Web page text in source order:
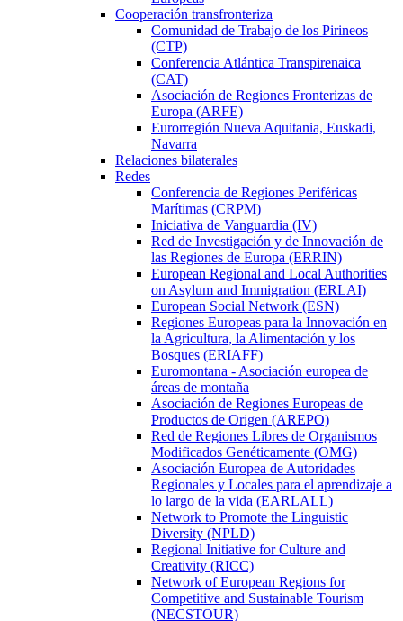
Cooperación transfronteriza
Comunidad de Trabajo de los Pirineos
(CTP)
Conferencia Atlántica Transpirenaica
(CAT)
Asociación de Regiones Fronterizas de
Europa (ARFE)
Eurorregión Nueva Aquitania, Euskadi,
Navarra
Relaciones bilaterales
Redes
Conferencia de Regiones Periféricas
Marítimas (CRPM)
Iniciativa de Vanguardia (IV)
Red de Investigación y de Innovación de
las Regiones de Europa (ERRIN)
European Regional and Local Authorities
on Asylum and Immigration (ERLAI)
European Social Network (ESN)
Regiones Europeas para la Innovación en
la Agricultura, la Alimentación y los
Bosques (ERIAFF)
Euromontana - Asociación europea de
áreas de montaña
Asociación de Regiones Europeas de
Productos de Origen (AREPO)
Red de Regiones Libres de Organismos
Modificados Genéticamente (OMG)
Asociación Europea de Autoridades
Regionales y Locales para el aprendizaje a
lo largo de la vida (EARLALL)
Network to Promote the Linguistic
Diversity (NPLD)
Regional Initiative for Culture and
Creativity (RICC)
Network of European Regions for
Competitive and Sustainable Tourism
(NECSTOUR)